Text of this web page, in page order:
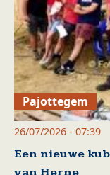
Pajottegem
26/07/2026 - 07:39
Een nieuwe